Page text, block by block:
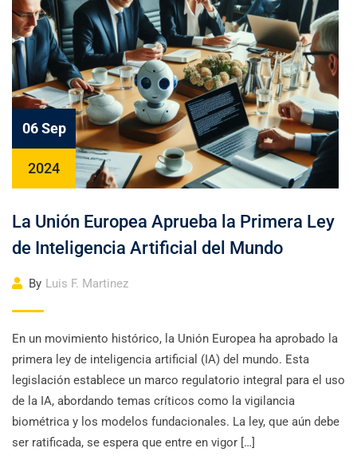
06 Sep
2024
La Unión Europea Aprueba la Primera Ley
de Inteligencia Artificial del Mundo
By Luis F. Martinez
En un movimiento histórico, la Unión Europea ha aprobado la
primera ley de inteligencia artificial (IA) del mundo. Esta
legislación establece un marco regulatorio integral para el uso
de la IA, abordando temas críticos como la vigilancia
biométrica y los modelos fundacionales. La ley, que aún debe
ser ratificada, se espera que entre en vigor […]